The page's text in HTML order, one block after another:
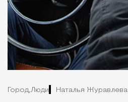
Город,Люди Наталья Журавлева